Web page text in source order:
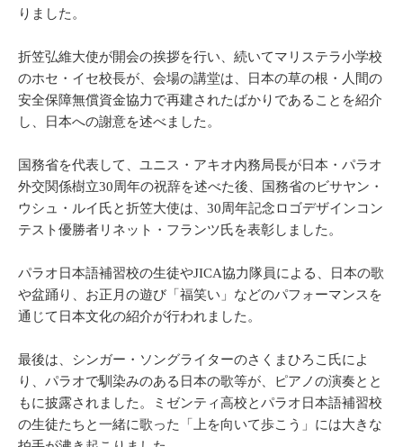
りました。
折笠弘維大使が開会の挨拶を行い、続いてマリステラ小学校
のホセ・イセ校長が、会場の講堂は、日本の草の根・人間の
安全保障無償資金協力で再建されたばかりであることを紹介
し、日本への謝意を述べました。
国務省を代表して、ユニス・アキオ内務局長が日本・パラオ
外交関係樹立30周年の祝辞を述べた後、国務省のビサヤン・
ウシュ・ルイ氏と折笠大使は、30周年記念ロゴデザインコン
テスト優勝者リネット・フランツ氏を表彰しました。
パラオ日本語補習校の生徒やJICA協力隊員による、日本の歌
や盆踊り、お正月の遊び「福笑い」などのパフォーマンスを
通じて日本文化の紹介が行われました。
最後は、シンガー・ソングライターのさくまひろこ氏によ
り、パラオで馴染みのある日本の歌等が、ピアノの演奏とと
もに披露されました。ミゼンティ高校とパラオ日本語補習校
の生徒たちと一緒に歌った「上を向いて歩こう」には大きな